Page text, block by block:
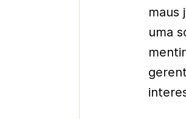
maus
uma